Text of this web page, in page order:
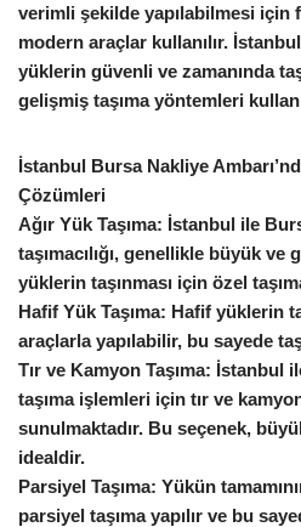
verimli şekilde yapılabilmesi için
modern araçlar kullanılır.
yüklerin güvenli ve zamanında
gelişmiş taşıma yöntemleri
İstanbul Bursa Nakliye
Çözümleri
Ağır Yük Taşıma: İstanbul ile
taşımacılığı, genellikle büyük ve
yüklerin taşınması için özel
Hafif Yük Taşıma: Hafif yüklerin
araçlarla yapılabilir, bu sayede
Tır ve Kamyon Taşıma: İstanbul
taşıma işlemleri için tır ve
sunulmaktadır. Bu seçenek,
idealdir.
Parsiyel Taşıma: Yükün
parsiyel taşıma yapılır ve bu